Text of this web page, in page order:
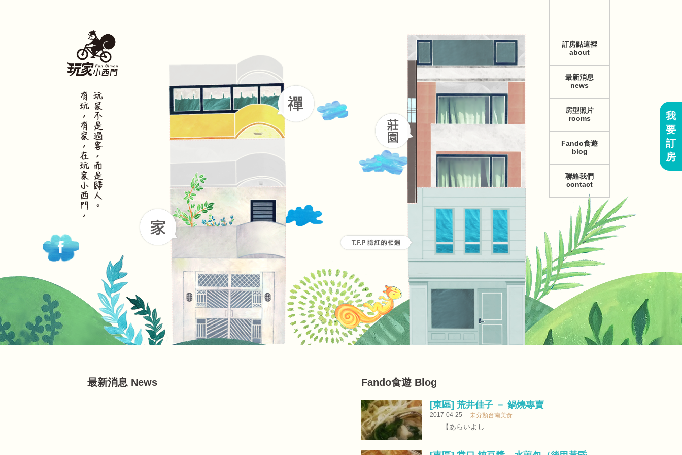
訂房點這裡
about
最新消息
news
房型照片
rooms
Fando食遊
blog
聯絡我們
contact
我
要
訂
房
最新消息 News Fando食遊 Blog
[東區] 荒井佳子 － 鍋燒專賣
2017-04-25 未分類台南美食
【あらいよし......